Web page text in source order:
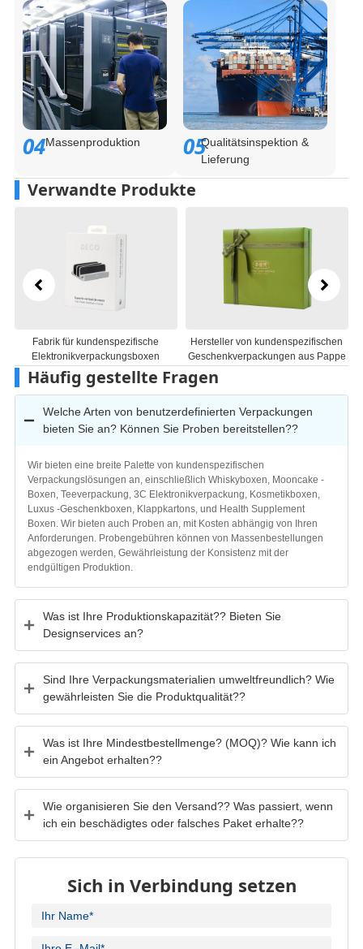
04Massenproduktion 05Qualitätsinspektion &
Lieferung
Verwandte Produkte
Hersteller von kundenspezifischen
Geschenkverpackungen aus Pappe
Hersteller von kosmetischen
Geschenkboxen aus Karton
Häufig gestellte Fragen
Welche Arten von benutzerdefinierten Verpackungen
bieten Sie an? Können Sie Proben bereitstellen??
Wir bieten eine breite Palette von kundenspezifischen
Verpackungslösungen an, einschließlich Whiskyboxen, Mooncake -
Boxen, Teeverpackung, 3C Elektronikverpackung, Kosmetikboxen,
Luxus -Geschenkboxen, Klappkartons, und Health Supplement
Boxen. Wir bieten auch Proben an, mit Kosten abhängig von Ihren
Anforderungen. Probengebühren können von Massenbestellungen
abgezogen werden, Gewährleistung der Konsistenz mit der
endgültigen Produktion.
Was ist Ihre Produktionskapazität?? Bieten Sie
Designservices an?
Sind Ihre Verpackungsmaterialien umweltfreundlich? Wie
gewährleisten Sie die Produktqualität??
Was ist Ihre Mindestbestellmenge? (MOQ)? Wie kann ich
ein Angebot erhalten??
Wie organisieren Sie den Versand?? Was passiert, wenn
ich ein beschädigtes oder falsches Paket erhalte??
Sich in Verbindung setzen